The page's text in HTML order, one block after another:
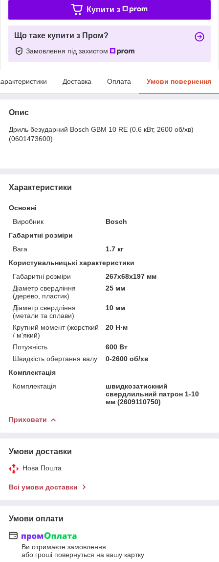
Купити з
Що таке купити з Пром?
Замовлення під захистом
Доставка Оплата Умови повернення
Опис
Дриль безударний Bosch GBM 10 RE (0.6 кВт, 2600 об/хв)
(0601473600)
Характеристики
Основні
Виробник
Bosch
Габаритні розміри
Вага
1.7 кг
Користувальницькі характеристики
Габаритні розміри
267х68х197 мм
Діаметр свердління
(дерево, пластик)
25 мм
Діаметр свердління
(метали та сплави)
10 мм
Крутний момент (жорсткий
/ м'який)
20 Н·м
Потужність
600 Вт
Швидкість обертання валу
0-2600 об/хв
Комплектація
Комплектація
швидкозатискний
свердлильний патрон 1-10
мм (2609110750)
Приховати
Умови доставки
Нова Пошта
Всі умови доставки
Умови оплати
Ви отримаєте замовлення
або гроші повернуться на вашу картку